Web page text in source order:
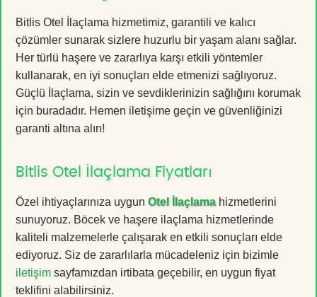
Bitlis Otel İlaçlama hizmetimiz, garantili ve kalıcı
çözümler sunarak sizlere huzurlu bir yaşam alanı sağlar.
Her türlü haşere ve zararlıya karşı etkili yöntemler
kullanarak, en iyi sonuçları elde etmenizi sağlıyoruz.
Güçlü İlaçlama, sizin ve sevdiklerinizin sağlığını korumak
için buradadır. Hemen iletişime geçin ve güvenliğinizi
garanti altına alın!
Bitlis Otel İlaçlama Fiyatları
Özel ihtiyaçlarınıza uygun Otel İlaçlamahizmetlerini
sunuyoruz. Böcek ve haşere ilaçlama hizmetlerinde
kaliteli malzemelerle çalışarak en etkili sonuçları elde
ediyoruz. Siz de zararlılarla mücadeleniz için bizimle
iletişim sayfamızdan irtibata geçebilir, en uygun fiyat
teklifini alabilirsiniz.